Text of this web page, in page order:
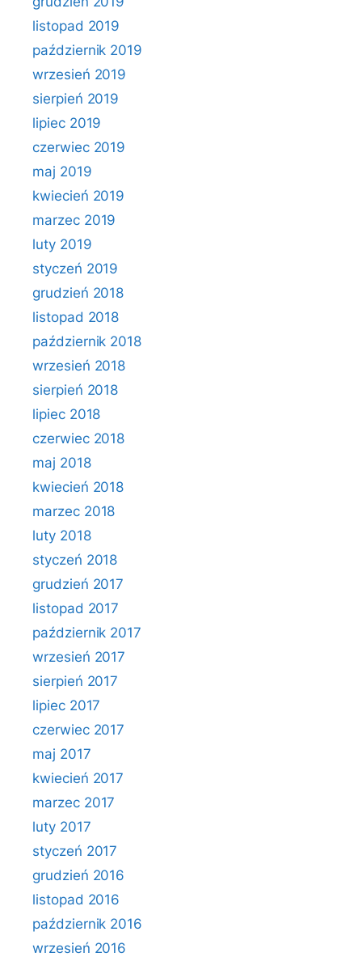
listopad 2019
październik 2019
wrzesień 2019
sierpień 2019
lipiec 2019
czerwiec 2019
maj 2019
kwiecień 2019
marzec 2019
luty 2019
styczeń 2019
grudzień 2018
listopad 2018
październik 2018
wrzesień 2018
sierpień 2018
lipiec 2018
czerwiec 2018
maj 2018
kwiecień 2018
marzec 2018
luty 2018
styczeń 2018
grudzień 2017
listopad 2017
październik 2017
wrzesień 2017
sierpień 2017
lipiec 2017
czerwiec 2017
maj 2017
kwiecień 2017
marzec 2017
luty 2017
styczeń 2017
grudzień 2016
listopad 2016
październik 2016
wrzesień 2016